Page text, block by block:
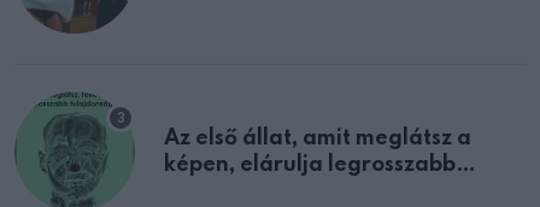
Az első állat, amit meglátsz a
képen, elárulja legrosszabb